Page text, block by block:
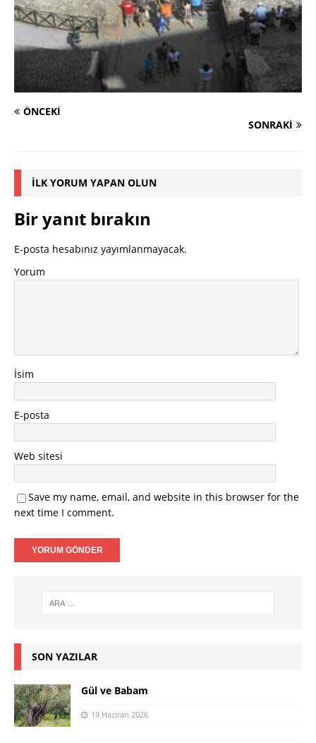
ÖNCEKI
SONRAKI
İLK YORUM YAPAN OLUN
Bir yanıt bırakın
E-posta hesabınız yayımlanmayacak.
Yorum
İsim
E-posta
Web sitesi
Save my name, email, and website in this browser for the
next time I comment.
SON YAZILAR
Gül ve Babam
19 Haziran 2026